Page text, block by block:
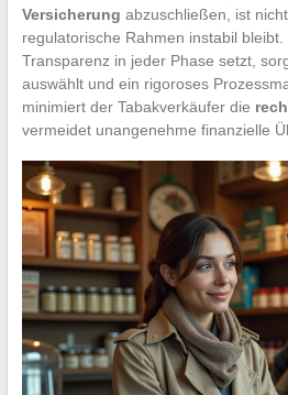
Versicherung abzuschließen, ist
regulatorische Rahmen instabil
Transparenz in jeder Phase setzt,
auswählt und ein rigoroses
minimiert der Tabakverkäufer die
vermeidet unangenehme finanzielle